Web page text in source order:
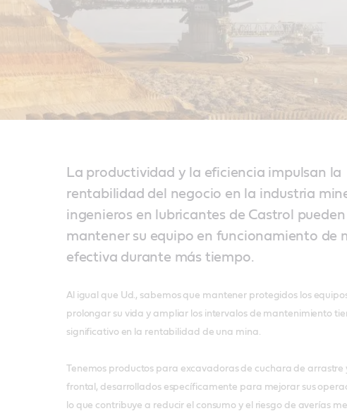
La productividad y la eficiencia impulsan la
rentabilidad del negocio en la industria
ingenieros en lubricantes de Castrol
mantener su equipo en funcionamiento de
efectiva durante más tiempo.
Al igual que Ud., sabemos que mantener protegidos los
prolongar su vida y ampliar los intervalos de mantenimiento
significativo en la rentabilidad de una mina.
Tenemos productos para excavadoras de cuchara de arrastre
frontal, desarrollados específicamente para mejorar sus
lo que contribuye a reducir el consumo y el riesgo de averías